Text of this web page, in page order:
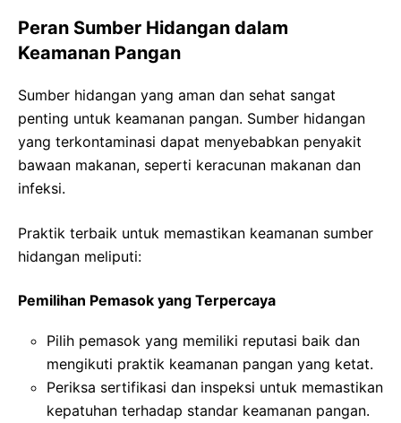
Peran Sumber Hidangan dalam
Keamanan Pangan
Sumber hidangan yang aman dan sehat sangat
penting untuk keamanan pangan. Sumber hidangan
yang terkontaminasi dapat menyebabkan penyakit
bawaan makanan, seperti keracunan makanan dan
infeksi.
Praktik terbaik untuk memastikan keamanan sumber
hidangan meliputi:
Pemilihan Pemasok yang Terpercaya
Pilih pemasok yang memiliki reputasi baik dan
mengikuti praktik keamanan pangan yang ketat.
Periksa sertifikasi dan inspeksi untuk memastikan
kepatuhan terhadap standar keamanan pangan.